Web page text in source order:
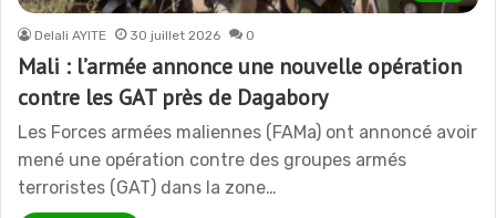
Delali AYITE 30 juillet 2026 0
Mali : l’armée annonce une nouvelle opération
contre les GAT près de Dagabory
Les Forces armées maliennes (FAMa) ont annoncé avoir
mené une opération contre des groupes armés
terroristes (GAT) dans la zone…